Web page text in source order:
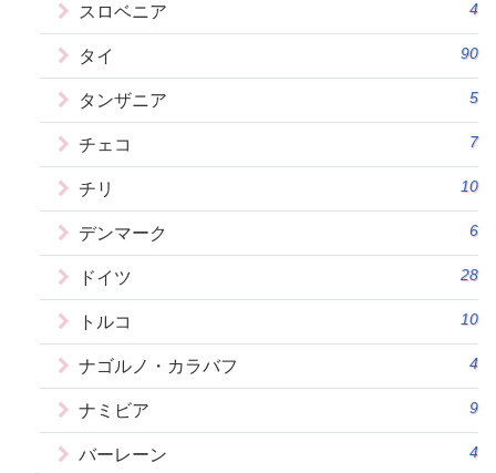
スロベニア 4
タイ 90
タンザニア 5
チェコ 7
チリ 10
デンマーク 6
ドイツ 28
トルコ 10
ナゴルノ・カラバフ 4
ナミビア 9
バーレーン 4